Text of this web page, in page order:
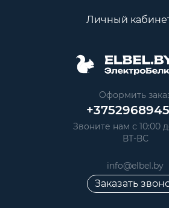
Личный
Оформить
Звоните нам с 10:00
ВТ-ВС
info@elbel.by
Заказать